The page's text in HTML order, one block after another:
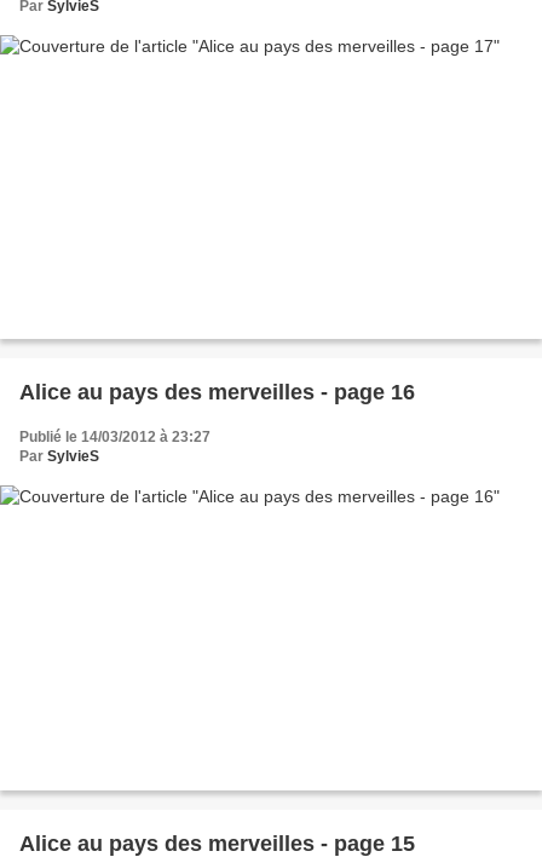
Par SylvieS
Alice au pays des merveilles - page 16
Publié le 14/03/2012 à 23:27
Par SylvieS
Alice au pays des merveilles - page 15